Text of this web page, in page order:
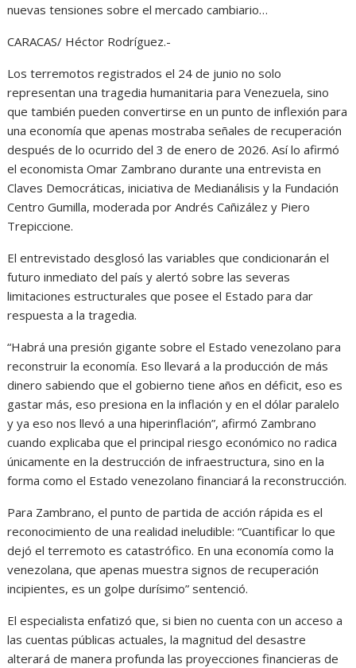
nuevas tensiones sobre el mercado cambiario…
CARACAS/ Héctor Rodríguez.-
Los terremotos registrados el 24 de junio no solo
representan una tragedia humanitaria para Venezuela, sino
que también pueden convertirse en un punto de inflexión para
una economía que apenas mostraba señales de recuperación
después de lo ocurrido del 3 de enero de 2026. Así lo afirmó
el economista Omar Zambrano durante una entrevista en
Claves Democráticas, iniciativa de Medianálisis y la Fundación
Centro Gumilla, moderada por Andrés Cañizález y Piero
Trepiccione.
El entrevistado desglosó las variables que condicionarán el
futuro inmediato del país y alertó sobre las severas
limitaciones estructurales que posee el Estado para dar
respuesta a la tragedia.
“Habrá una presión gigante sobre el Estado venezolano para
reconstruir la economía. Eso llevará a la producción de más
dinero sabiendo que el gobierno tiene años en déficit, eso es
gastar más, eso presiona en la inflación y en el dólar paralelo
y ya eso nos llevó a una hiperinflación”, afirmó Zambrano
cuando explicaba que el principal riesgo económico no radica
únicamente en la destrucción de infraestructura, sino en la
forma como el Estado venezolano financiará la reconstrucción.
Para Zambrano, el punto de partida de acción rápida es el
reconocimiento de una realidad ineludible: “Cuantificar lo que
dejó el terremoto es catastrófico. En una economía como la
venezolana, que apenas muestra signos de recuperación
incipientes, es un golpe durísimo” sentenció.
El especialista enfatizó que, si bien no cuenta con un acceso a
las cuentas públicas actuales, la magnitud del desastre
alterará de manera profunda las proyecciones financieras de